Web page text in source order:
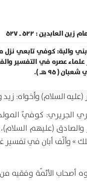
والبة: كوفي تابعي نزل
علماء عصره في التفسير
( ۹۵ هـ ).
الجريري: كوفيّ
والصادق (عليهم
وألّف أبان في تفسير
أصحاب الأئمّة وفقيه